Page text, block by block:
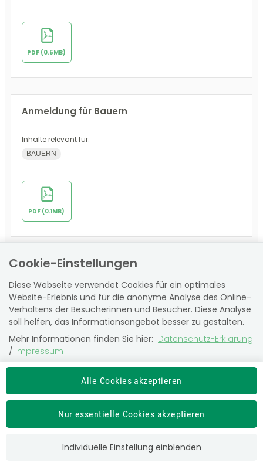
Cookie-Einstellungen
Diese Webseite verwendet Cookies für ein optimales
Website-Erlebnis und für die anonyme Analyse des Online-
Verhaltens der Besucherinnen und Besucher. Diese Analyse
soll helfen, das Informationsangebot besser zu gestalten.
Mehr Informationen finden Sie hier: Datenschutz-Erklärung
/ Impressum
Die Einstellung können Sie jederzeit auf der Seite
Datenschutz-Erklärung" ändern.
Alle Cookies akzeptieren
Nur essentielle Cookies akzeptieren
Individuelle Einstellung einblenden
PDF (0.5MB)
Anmeldung für Bauern
Inhalte relevant für:
BAUERN
PDF (0.1MB)
Anmeldung für Bauern (Gesellschaft)
Inhalte relevant für:
BAUERN
hauptberuflich beschäftigter Angehöriger -